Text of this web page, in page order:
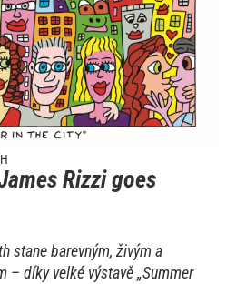
Rizzi goes
stane barevným, živým a
– díky velké výstavě „Summer